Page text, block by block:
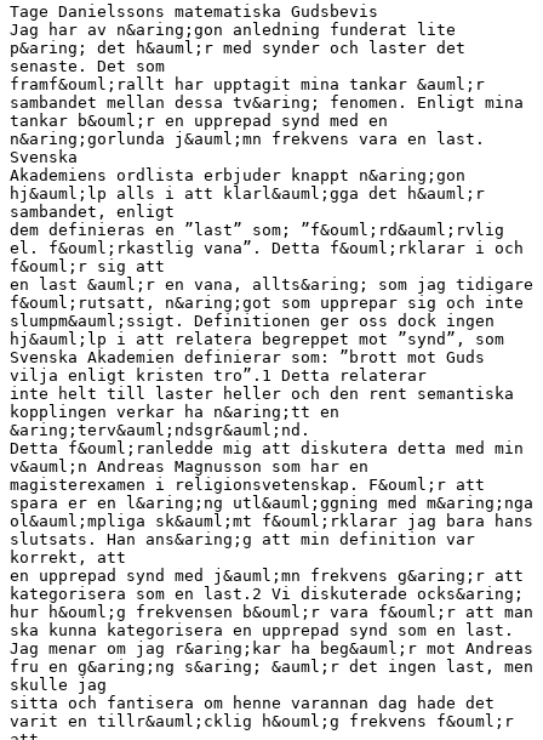
Tage Danielssons matematiska Gudsbevis
Jag har av n&aring;gon anledning funderat lite
p&aring; det h&auml;r med synder och laster det
senaste. Det som
framf&ouml;rallt har upptagit mina tankar &auml;r
sambandet mellan dessa tv&aring; fenomen. Enligt mina
tankar b&ouml;r en upprepad synd med en
n&aring;gorlunda j&auml;mn frekvens vara en last.
Svenska
Akademiens ordlista erbjuder knappt n&aring;gon
hj&auml;lp alls i att klarl&auml;gga det h&auml;r
sambandet, enligt
dem definieras en ”last” som; ”f&ouml;rd&auml;rvlig
el. f&ouml;rkastlig vana”. Detta f&ouml;rklarar i och
f&ouml;r sig att
en last &auml;r en vana, allts&aring; som jag tidigare
f&ouml;rutsatt, n&aring;got som upprepar sig och inte
slumpm&auml;ssigt. Definitionen ger oss dock ingen
hj&auml;lp i att relatera begreppet mot ”synd”, som
Svenska Akademien definierar som: ”brott mot Guds
vilja enligt kristen tro”.1 Detta relaterar
inte helt till laster heller och den rent semantiska
kopplingen verkar ha n&aring;tt en
&aring;terv&auml;ndsgr&auml;nd.
Detta f&ouml;ranledde mig att diskutera detta med min
v&auml;n Andreas Magnusson som har en
magisterexamen i religionsvetenskap. F&ouml;r att
spara er en l&aring;ng utl&auml;ggning med m&aring;nga
ol&auml;mpliga sk&auml;mt f&ouml;rklarar jag bara hans
slutsats. Han ans&aring;g att min definition var
korrekt, att
en upprepad synd med j&auml;mn frekvens g&aring;r att
kategorisera som en last.2 Vi diskuterade ocks&aring;
hur h&ouml;g frekvensen b&ouml;r vara f&ouml;r att man
ska kunna kategorisera en upprepad synd som en last.
Jag menar om jag r&aring;kar ha beg&auml;r mot Andreas
fru en g&aring;ng s&aring; &auml;r det ingen last, men
skulle jag
sitta och fantisera om henne varannan dag hade det
varit en tillr&auml;cklig h&ouml;g frekvens f&ouml;r